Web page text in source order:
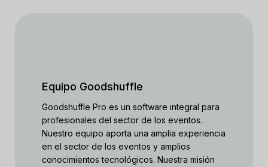
Equipo Goodshuffle
Goodshuffle Pro es un software integral para
profesionales del sector de los eventos.
Nuestro equipo aporta una amplia experiencia
en el sector de los eventos y amplios
conocimientos tecnológicos. Nuestra misión